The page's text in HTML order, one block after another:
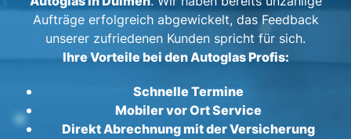
Aufträge erfolgreich abgewickelt, das Feedback
unserer zufriedenen Kunden spricht für sich.
Ihre Vorteile bei den Autoglas Profis:
Schnelle Termine
Mobiler vor Ort Service
Direkt Abrechnung mit der Versicherung